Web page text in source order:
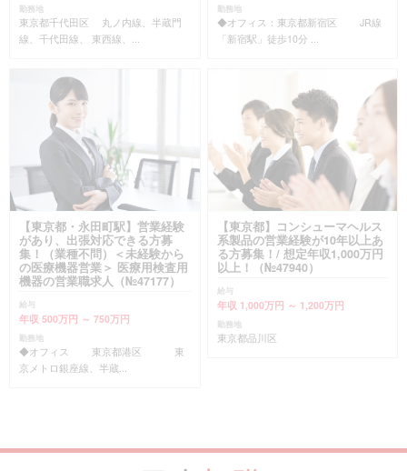
勤務地
東京都千代田区 丸ノ内線、半蔵門
線、千代田線、 東西線、...
勤務地
◆オフィス：東京都新宿区 JR線
「新宿駅」徒歩10分 ...
【東京都・永田町駅】営業経験
があり、出張対応できる方募
集！（業種不問）＜未経験から
の医療機器営業＞ 医療用検査用
機器の営業職求人（№47177）
給与
年収 500万円 ～ 750万円
勤務地
◆オフィス 東京都港区 東
京メトロ銀座線、半蔵...
【東京都】コンシューマヘルス
系製品の営業経験が10年以上あ
る方募集！/ 想定年収1,000万円
以上！（№47940）
給与
年収 1,000万円 ～ 1,200万円
勤務地
東京都品川区